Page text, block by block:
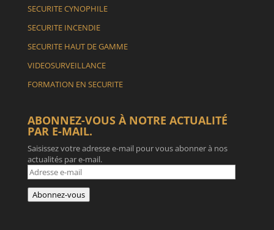
SECURITE CYNOPHILE
SECURITE INCENDIE
SECURITE HAUT DE GAMME
VIDEOSURVEILLANCE
FORMATION EN SECURITE
ABONNEZ-VOUS À NOTRE ACTUALITÉ
PAR E-MAIL.
Saisissez votre adresse e-mail pour vous abonner à nos
actualités par e-mail.
Adresse
e-
mail
Abonnez-vous